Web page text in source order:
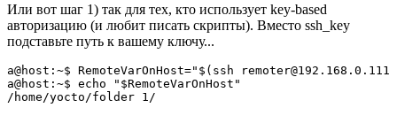
Или вот шаг 1) так для тех, кто использует key-based
авторизацию (и любит писать скрипты). Вместо ssh_key
подставьте путь к вашему ключу...
a@host:~$ RemoteVarOnHost="$(ssh
a@host:~$ echo "$RemoteVarOnHost"